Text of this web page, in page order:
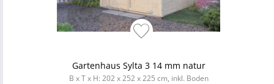
Gartenhaus Sylta 3 14 mm natur
B x T x H: 202 x 252 x 225 cm, inkl. Boden